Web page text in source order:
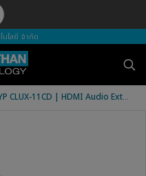
นโลยี จำกัด
CLUX-11CD | HDMI Audio Extractor